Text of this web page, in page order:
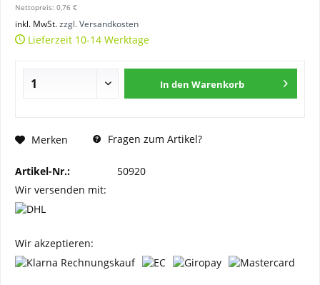
Nettopreis: 0,76 €
inkl. MwSt.zzgl. Versandkosten
Lieferzeit 10-14 Werktage
In den Warenkorb
Merken Fragen zum Artikel?
Artikel-Nr.:
50920
Wir versenden mit:
Wir akzeptieren: